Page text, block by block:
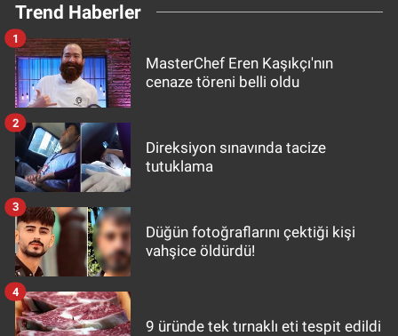
Trend Haberler
MasterChef Eren Kaşıkçı'nın
cenaze töreni belli oldu
1
Direksiyon sınavında tacize
tutuklama
2
Düğün fotoğraflarını çektiği kişi
vahşice öldürdü!
3
9 üründe tek tırnaklı eti tespit edildi
4